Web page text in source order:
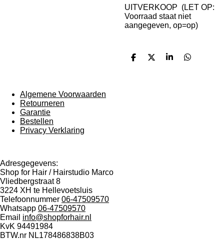
UITVERKOOP (LET OP:
Voorraad staat niet
aangegeven, op=op)
D
D
S
D
Algemene Voorwaarden
Retourneren
Garantie
Bestellen
Privacy Verklaring
Adresgegevens:
Shop for Hair / Hairstudio Marco
Vliedbergstraat 8
3224 XH te Hellevoetsluis
Telefoonnummer 06-47509570
Whatsapp 06-47509570
Email info@shopforhair.nl
KvK 94491984
BTW.nr NL178486838B03